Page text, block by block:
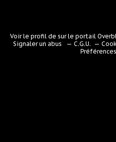
Voir le profil de sur le portail
Signaler un abus
C.G.U.